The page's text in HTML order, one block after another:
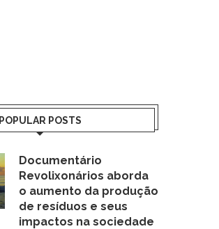
POPULAR POSTS
Documentário
Revolixonários aborda
o aumento da produção
de resíduos e seus
impactos na sociedade